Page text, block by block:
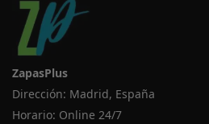
ZapasPlus
Dirección: Madrid, España
Horario: Online 24/7